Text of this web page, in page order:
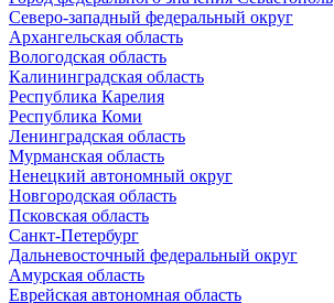
Северо-западный федеральный округ
Архангельская область
Вологодская область
Калининградская область
Республика Карелия
Республика Коми
Ленинградская область
Мурманская область
Ненецкий автономный округ
Новгородская область
Псковская область
Санкт-Петербург
Дальневосточный федеральный округ
Амурская область
Еврейская автономная область